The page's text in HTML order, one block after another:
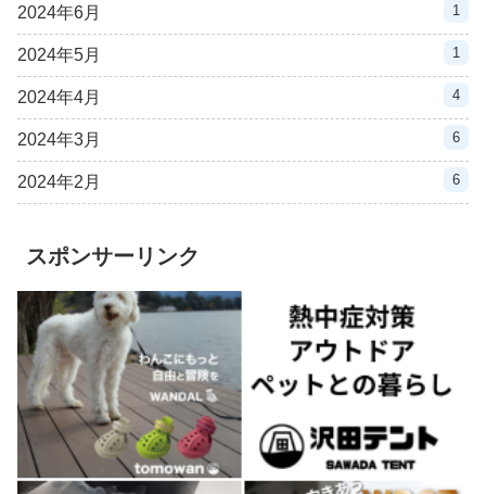
2024年6月 1
2024年5月 1
2024年4月 4
2024年3月 6
2024年2月 6
スポンサーリンク